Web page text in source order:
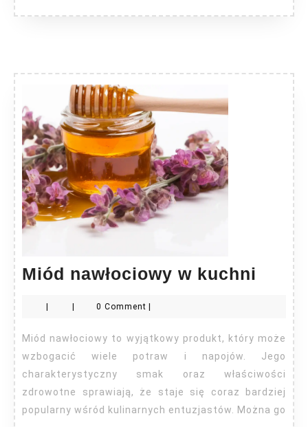
Miód nawłociowy w kuchni Miód
| | 0 Comment |
Miód nawłociowy to wyjątkowy produkt, który może
wzbogacić wiele potraw i napojów. Jego
charakterystyczny smak oraz właściwości
zdrowotne sprawiają, że staje się coraz bardziej
popularny wśród kulinarnych entuzjastów. Można go